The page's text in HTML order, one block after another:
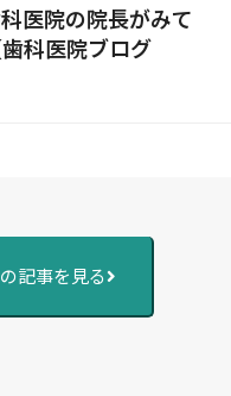
医院の院長がみて
科医院ブログ
記事を見る